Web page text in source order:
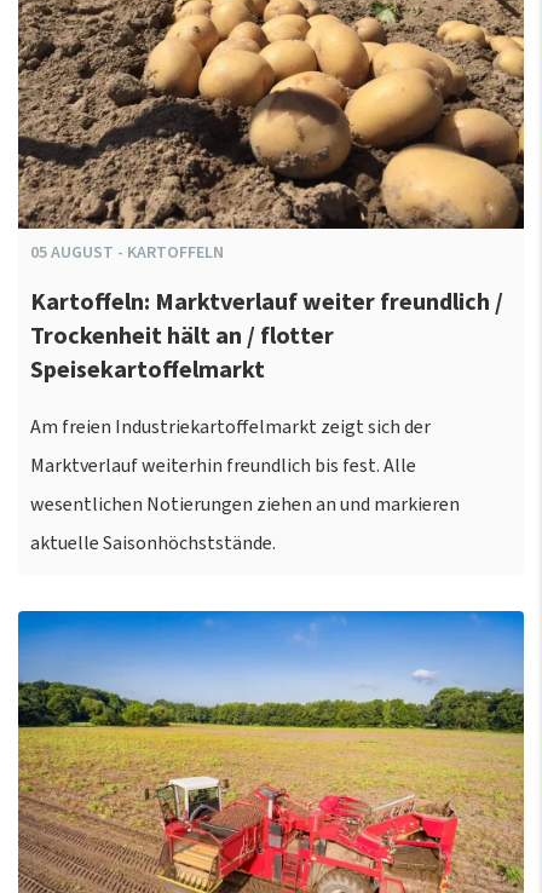
05AUGUST - KARTOFFELN
Kartoffeln: Marktverlauf weiter freundlich /
Trockenheit hält an / flotter
Speisekartoffelmarkt
Am freien Industriekartoffelmarkt zeigt sich der
Marktverlauf weiterhin freundlich bis fest. Alle
wesentlichen Notierungen ziehen an und markieren
aktuelle Saisonhöchststände.